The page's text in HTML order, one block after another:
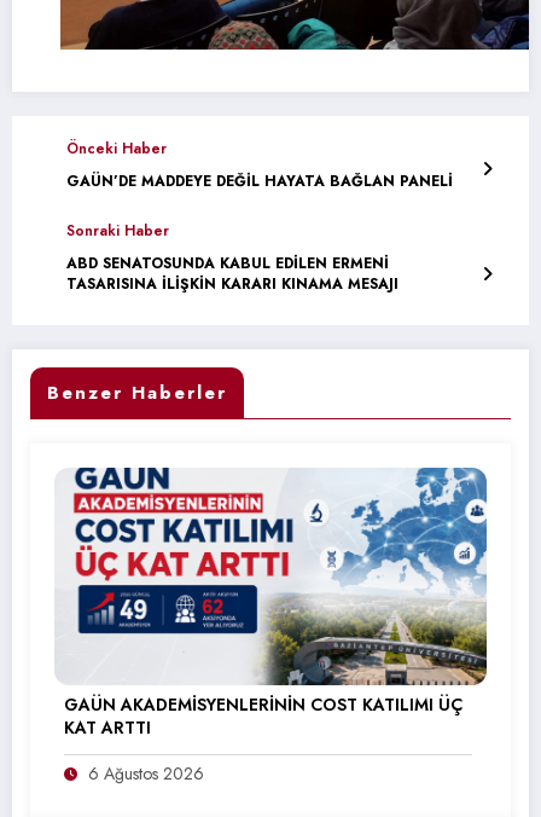
Önceki Haber
GAÜN’DE MADDEYE DEĞİL HAYATA BAĞLAN PANELİ
Sonraki Haber
ABD SENATOSUNDA KABUL EDİLEN ERMENİ
TASARISINA İLİŞKİN KARARI KINAMA MESAJI
Benzer Haberler
GAÜN AKADEMİSYENLERİNİN COST KATILIMI ÜÇ
KAT ARTTI
6 Ağustos 2026